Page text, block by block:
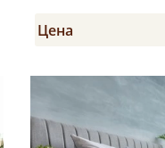
Цена